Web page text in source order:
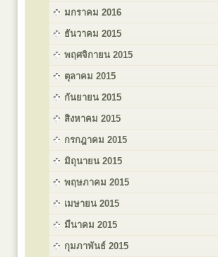
มกราคม 2016
ธันวาคม 2015
พฤศจิกายน 2015
ตุลาคม 2015
กันยายน 2015
สิงหาคม 2015
กรกฎาคม 2015
มิถุนายน 2015
พฤษภาคม 2015
เมษายน 2015
มีนาคม 2015
กุมภาพันธ์ 2015